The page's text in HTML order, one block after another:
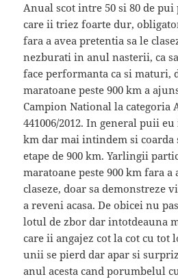
Anual scot intre 50 si 80 de
care ii triez foarte dur,
fara a avea pretentia sa le
nezburati in anul nasterii, ca
face performanta ca si maturi,
maratoane peste 900 km a
Campion National la categoria
441006/2012. In general puii
km dar mai intindem si coarda
etape de 900 km. Yarlingii
maratoane peste 900 km fara a
claseze, doar sa demonstreze
a reveni acasa. De obicei nu
lotul de zbor dar intotdeauna
care ii angajez cot la cot cu tot
unii se pierd dar apar si
anul acesta cand porumbelul